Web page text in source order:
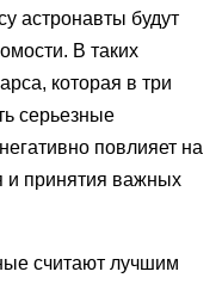
астронавты будут
В таких
которая в три
серьезные
повлияет на
и принятия важных
считают лучшим